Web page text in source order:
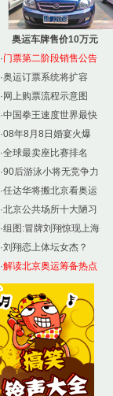
奥运车牌售价10万元
·门票第二阶段销售公告
·奥运订票系统将扩容
· 网上购票流程示意图
·中国拳王速度世界最快
·08年8月8日婚宴火爆
·全球最卖座比赛排名
·90后游泳小将无竞争力
·任达华将搬北京看奥运
·北京公共场所十大陋习
·组图:冒牌刘翔惊现上海
·刘翔恋上体坛女杰？
·解读北京奥运筹备热点